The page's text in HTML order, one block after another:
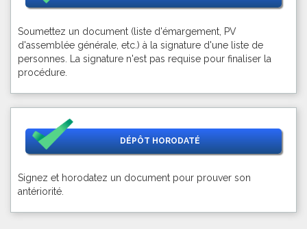
Soumettez un document (liste d'émargement, PV
d'assemblée générale, etc.) à la signature d'une liste de
personnes. La signature n'est pas requise pour finaliser la
procédure.
DÉPÔT HORODATÉ
Signez et horodatez un document pour prouver son
antériorité.